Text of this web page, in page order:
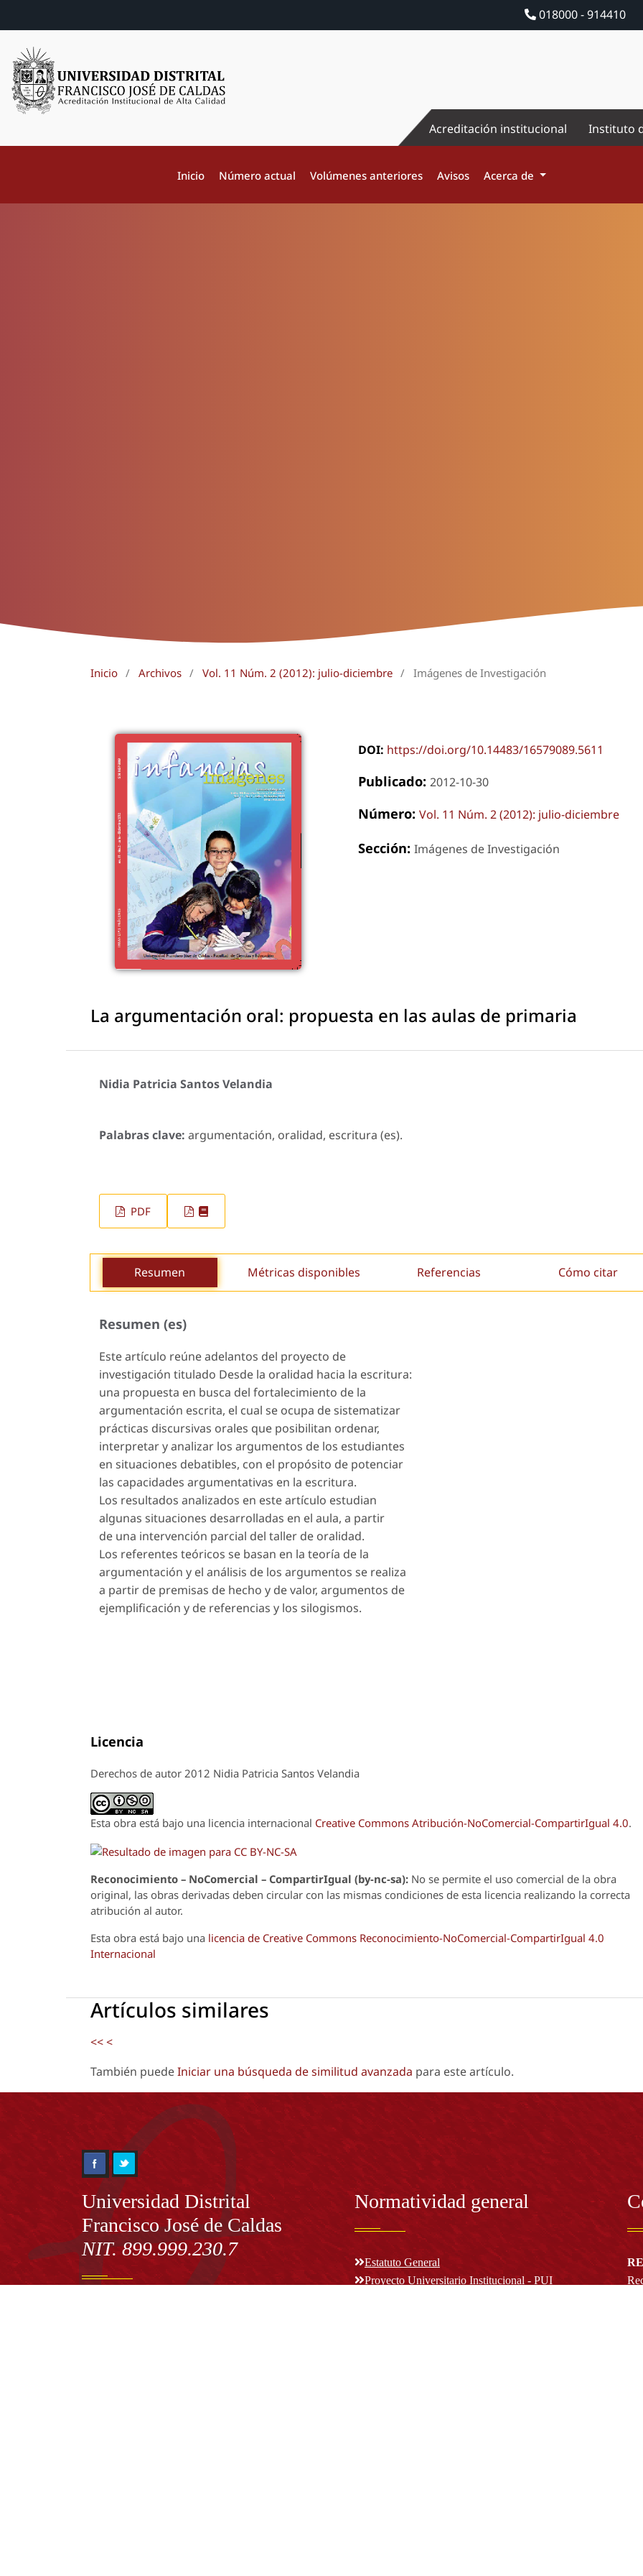
018000 - 914410
Acreditación institucional Instituto
Inicio Número actual Volúmenes anteriores Avisos Acerca de
Inicio / Archivos / Vol. 11 Núm. 2 (2012): julio-diciembre / Imágenes de Investigación
DOI: https://doi.org/10.14483/16579089.5611
Publicado: 2012-10-30
Número: Vol. 11 Núm. 2 (2012): julio-diciembre
Sección: Imágenes de Investigación
La argumentación oral: propuesta en las aulas de primaria
Nidia Patricia Santos Velandia
Palabras clave: argumentación, oralidad, escritura (es).
PDF
Resumen Métricas disponibles Referencias Cómo citar
Resumen (es)
Este artículo reúne adelantos del proyecto de
investigación titulado Desde la oralidad hacia la escritura:
una propuesta en busca del fortalecimiento de la
argumentación escrita, el cual se ocupa de sistematizar
prácticas discursivas orales que posibilitan ordenar,
interpretar y analizar los argumentos de los estudiantes
en situaciones debatibles, con el propósito de potenciar
las capacidades argumentativas en la escritura.
Los resultados analizados en este artículo estudian
algunas situaciones desarrolladas en el aula, a partir
de una intervención parcial del taller de oralidad.
Los referentes teóricos se basan en la teoría de la
argumentación y el análisis de los argumentos se realiza
a partir de premisas de hecho y de valor, argumentos de
ejemplificación y de referencias y los silogismos.
Licencia
Derechos de autor 2012 Nidia Patricia Santos Velandia
Esta obra está bajo una licencia internacional Creative Commons Atribución-NoComercial-CompartirIgual 4.0.
Reconocimiento – NoComercial – CompartirIgual (by-nc-sa): No se permite el uso comercial de la obra
original, las obras derivadas deben circular con las mismas condiciones de esta licencia realizando la correcta
atribución al autor.
Esta obra está bajo una licencia de Creative Commons Reconocimiento-NoComercial-CompartirIgual 4.0
Internacional
Artículos similares
<<<
También puedeIniciar una búsqueda de similitud avanzada para este artículo.
Información
Universidad Distrital
Francisco José de Caldas
NIT. 899.999.230.7
Normatividad general
Estatuto General
Proyecto Universitario Institucional - PUI